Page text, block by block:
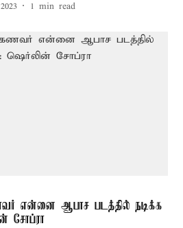
1 min read
என்னை ஆபாச படத்தில் நடிக்க
சோப்ரா